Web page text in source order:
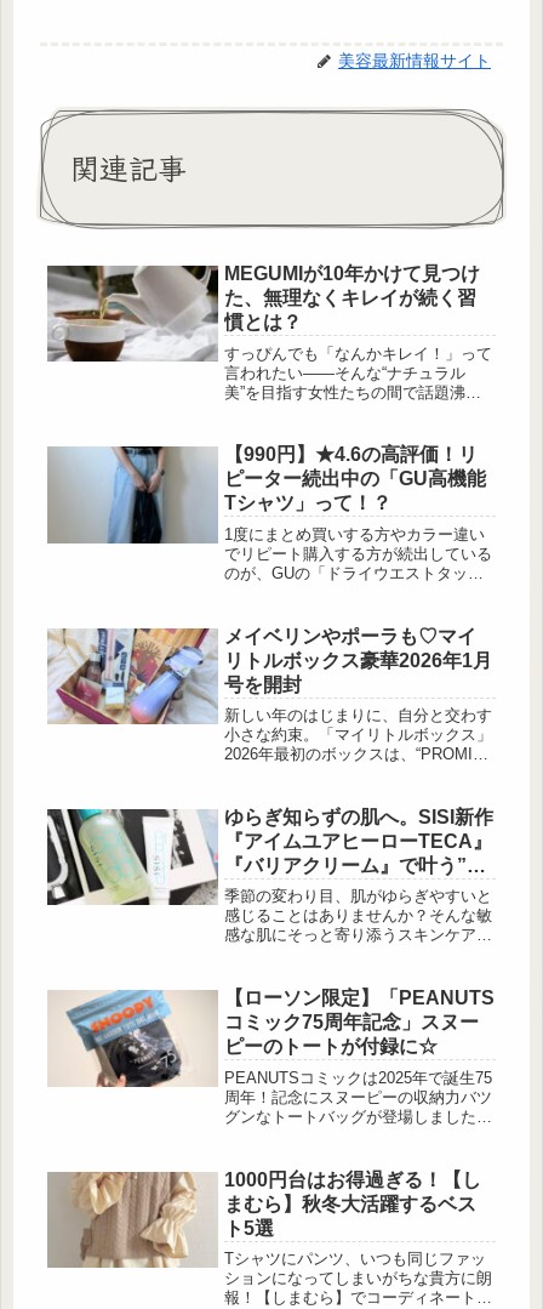
美容最新情報サイト
関連記事
MEGUMIが10年かけて見つけ
た、無理なくキレイが続く習
慣とは？
すっぴんでも「なんかキレイ！」って
言われたい——そんな“ナチュラル
美”を目指す女性たちの間で話題沸騰
10年以上かけて1,000以上の美容法を
試した彼女が、「無理なく、気持ちよ
く続けられる」ものだけを厳選して紹
介しています。話題の美容本でも注
目！MEGUMIさんがすすめる“腸活”っ
て？ 出典:Unsplash なかでも注目され
ているのが「腸活」。腹巻きで...
【990円】★4.6の高評価！リ
ピーター続出中の「GU高機能
Tシャツ」って！？
1度にまとめ買いする方やカラー違い
でリピート購入する方が続出している
のが、GUの「ドライウエストタック
は、990円(税込)という価格以上にハ
イスペックな仕上がりが特徴です。今
回は全6色のカラーバリエーションの
中から、オフホワイトとグレーの「ド
ライウエストタックT」を使った着回
しコーディネートも紹介します！GU
の「ドライウエストタックT」の高評
価の秘密とは 出典:ko様ご提供...
メイベリンやポーラも♡マイ
リトルボックス豪華2026年1月
号を開封
新しい年のはじまりに、自分と交わす
小さな約束。「マイリトルボックス」
2026年最初のボックスは、“PROMISE
ベリンやポーラ、メルヴィータなど、
毎日のケアやメイクに取り入れやすい
コスメに加え、気分が上がるジュエリ
ーコフレもセット。一年をHAPPYに
過ごすための“ご褒美ボックス”とし
て、手元に置いておきたくなる1箱で
す。2026年1月号のテーマは
「PROMISE IN A DREAM」...
ゆらぎ知らずの肌へ。SISI新作
『アイムユアヒーローTECA』
『バリアクリーム』で叶う”洗
う→守る”習慣
季節の変わり目、肌がゆらぎやすいと
感じることはありませんか？そんな敏
感な肌にそっと寄り添うスキンケアブ
場。ツボクサ由来の高純度成分・
TECAにこだわり […]
【ローソン限定】「PEANUTS
コミック75周年記念」スヌー
ピーのトートが付録に☆
PEANUTSコミックは2025年で誕生75
周年！記念にスヌーピーの収納力バツ
グンなトートバッグが登場しました
たバッグは、スヌーピーとチャーリ
ー・ブラウンのシルエットにキュンと
する、アニバーサリーデザインとなっ
ています♡詳しくご紹介していきます
☆SNOOPY BIG GARDEN TOTE
BAG BOOK 75th Anniversary Edition
出典:beautyまと...
1000円台はお得過ぎる！【し
まむら】秋冬大活躍するベス
ト5選
Tシャツにパンツ、いつも同じファッ
ションになってしまいがちな貴方に朗
報！【しまむら】でコーディネートの